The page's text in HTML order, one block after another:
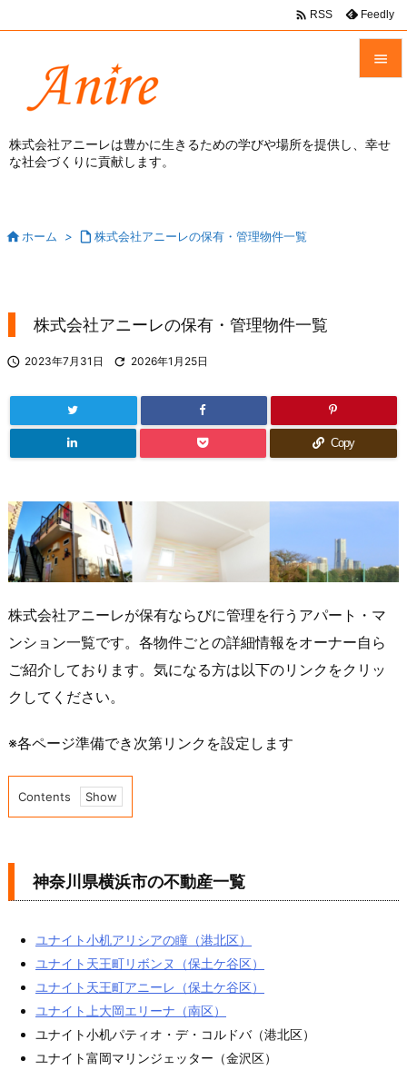
株式会社アニーレは豊かに生きるための学びや場所を提供し、幸せ
な社会づくりに貢献します。


 RSS Feedly
 ホーム >  株式会社アニーレの保有・管理物件一覧
株式会社アニーレの保有・管理物件一覧
 2023年7月31日  2026年1月25日
Copy
株式会社アニーレが保有ならびに管理を行うアパート・マ
ンション一覧です。各物件ごとの詳細情報をオーナー自ら
ご紹介しております。気になる方は以下のリンクをクリッ
クしてください。
※各ページ準備でき次第リンクを設定します
Contents
1.
川
横
浜
市
の
不
動
神奈川県横浜市の不動産一覧
ユナイト小机アリシアの瞳（港北区）
ユナイト天王町リボンヌ（保土ケ谷区）
ユナイト天王町アニーレ（保土ケ谷区）
ユナイト上大岡エリーナ（南区）
ユナイト小机パティオ・デ・コルドバ（港北区）
ユナイト富岡マリンジェッター（金沢区）